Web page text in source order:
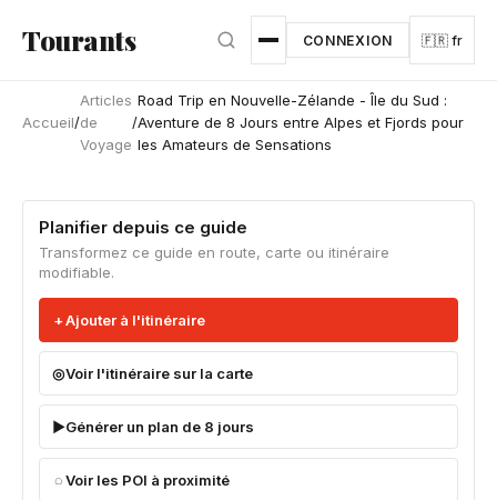
Tourants CONNEXION 🇫🇷 fr
Accueil/
Articles
de
Voyage
/
Road Trip en Nouvelle-Zélande - Île du Sud :
Aventure de 8 Jours entre Alpes et Fjords pour
les Amateurs de Sensations
Planifier depuis ce guide
Transformez ce guide en route, carte ou itinéraire
modifiable.
Ajouter à l'itinéraire
Voir l'itinéraire sur la carte
Générer un plan de 8 jours
Voir les POI à proximité